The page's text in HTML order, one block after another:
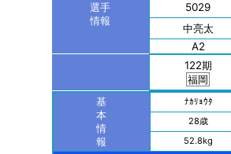
選手
情報
5029
中亮太
A2
122期
福岡
基
本
情
報
ﾅｶﾘｮｳﾀ
28歳
52.8kg